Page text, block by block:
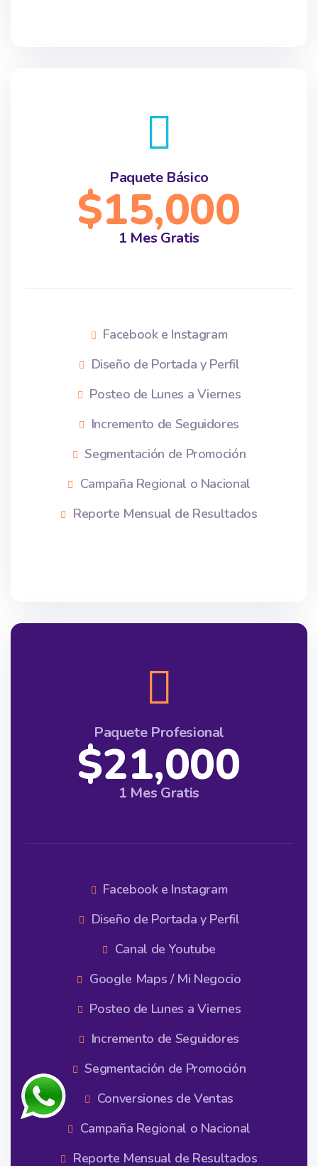
Paquete Básico
$15,000
1 Mes Gratis
Facebook e Instagram
Diseño de Portada y Perfil
Posteo de Lunes a Viernes
Incremento de Seguidores
Segmentación de Promoción
Campaña Regional o Nacional
Reporte Mensual de Resultados
Paquete Profesional
$21,000
1 Mes Gratis
Facebook e Instagram
Diseño de Portada y Perfil
Canal de Youtube
Google Maps / Mi Negocio
Posteo de Lunes a Viernes
Incremento de Seguidores
Segmentación de Promoción
Conversiones de Ventas
Campaña Regional o Nacional
Reporte Mensual de Resultados